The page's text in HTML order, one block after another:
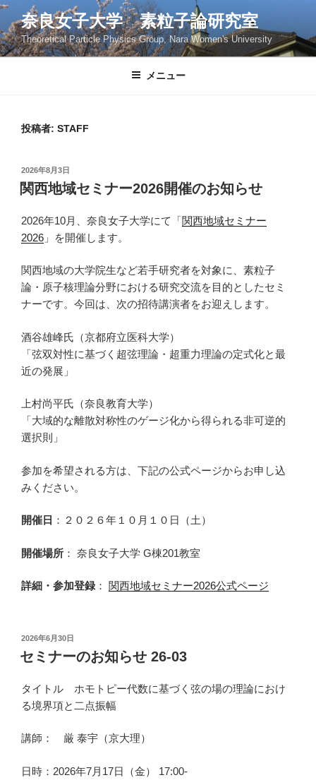
コ
ン
テ
ン
奈良女子大学 素粒子論研究室
Theoretical Particle Physics Group, Nara Women's University
メニュー
投稿者: STAFF
投
稿
日:
2026年8月3日
関西地域セミナー2026開催のお知らせ
2026年10月、奈良女子大学にて「関西地域セミナー
2026 」を開催します。
関西地域の大学院生など若手研究者を対象に、素粒子
論・原子核理論分野における研究交流を目的としたセミ
ナーです。今回は、次の招待講演者をお迎えします。
酒谷雄峰氏（京都府立医科大学）
「弦双対性に基づく超弦理論・超重力理論の定式化と最
近の発展」
上村尚平氏（奈良教育大学）
「大域的な離散対称性のゲージ化から得られる非可逆的
選択則」
参加を希望される方は、下記の公式ページからお申し込
みください。
開催日 ：２０２６年１０月１０日（土）
開催場所 ： 奈良女子大学 G棟201教室
詳細・参加登録： 関西地域セミナー2026公式ページ
投
稿
日:
2026年6月30日
セミナーのお知らせ 26-03
タイトル ホモトピー代数に基づく弦の場の理論におけ
る境界項と二点振幅
講師： 厳 泰宇（京大理）
日時：2026年7月17日（金） 17:00-